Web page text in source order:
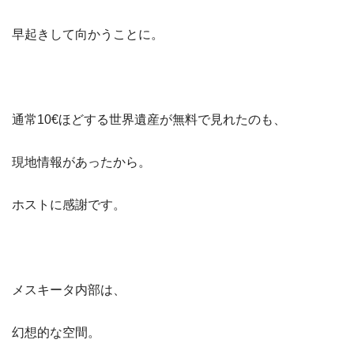
早起きして向かうことに。
通常10€ほどする世界遺産が無料で見れたのも、
現地情報があったから。
ホストに感謝です。
メスキータ内部は、
幻想的な空間。